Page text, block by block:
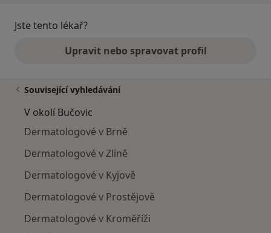
Jste tento lékař?
Upravit nebo spravovat profil
Související vyhledávání
V okolí Bučovic
Dermatologové v Brně
Dermatologové v Zlíně
Dermatologové v Kyjově
Dermatologové v Prostějově
Dermatologové v Kroměříži